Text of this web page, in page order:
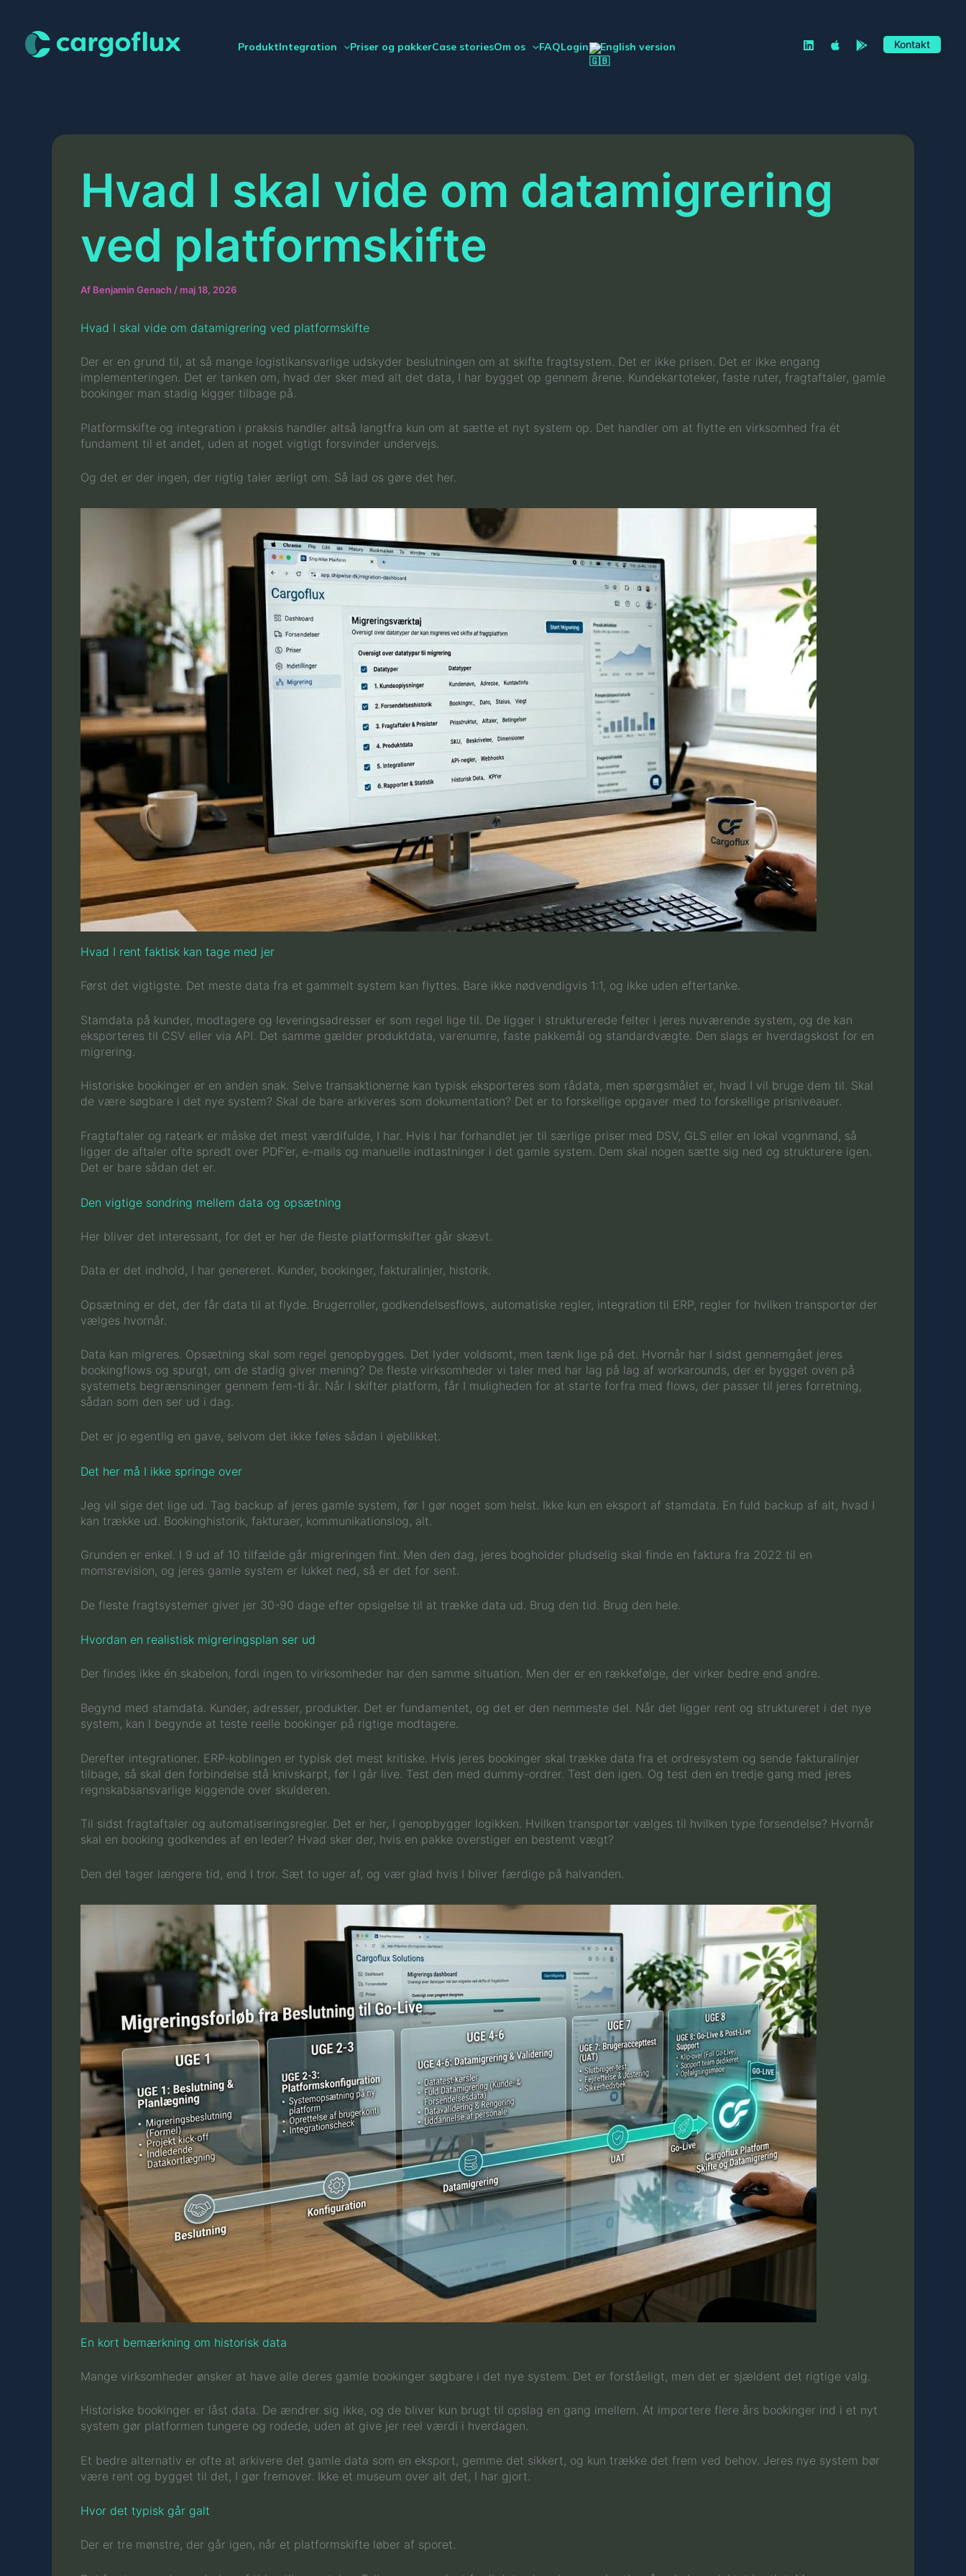
indholdet
ProduktIntegration Priser og pakkerCase storiesOm os FAQLogin English version Kontakt
Hvad I skal vide om datamigrering
ved platformskifte
Af Benjamin Genach / maj 18, 2026
Hvad I skal vide om datamigrering ved platformskifte
Der er en grund til, at så mange logistikansvarlige udskyder beslutningen om at skifte fragtsystem. Det er ikke prisen. Det er ikke engang
implementeringen. Det er tanken om, hvad der sker med alt det data, I har bygget op gennem årene. Kundekartoteker, faste ruter, fragtaftaler, gamle
bookinger man stadig kigger tilbage på.
Platformskifte og integration i praksis handler altså langtfra kun om at sætte et nyt system op. Det handler om at flytte en virksomhed fra ét
fundament til et andet, uden at noget vigtigt forsvinder undervejs.
Og det er der ingen, der rigtig taler ærligt om. Så lad os gøre det her.
Hvad I rent faktisk kan tage med jer
Først det vigtigste. Det meste data fra et gammelt system kan flyttes. Bare ikke nødvendigvis 1:1, og ikke uden eftertanke.
Stamdata på kunder, modtagere og leveringsadresser er som regel lige til. De ligger i strukturerede felter i jeres nuværende system, og de kan
eksporteres til CSV eller via API. Det samme gælder produktdata, varenumre, faste pakkemål og standardvægte. Den slags er hverdagskost for en
migrering.
Historiske bookinger er en anden snak. Selve transaktionerne kan typisk eksporteres som rådata, men spørgsmålet er, hvad I vil bruge dem til. Skal
de være søgbare i det nye system? Skal de bare arkiveres som dokumentation? Det er to forskellige opgaver med to forskellige prisniveauer.
Fragtaftaler og rateark er måske det mest værdifulde, I har. Hvis I har forhandlet jer til særlige priser med DSV, GLS eller en lokal vognmand, så
ligger de aftaler ofte spredt over PDF’er, e-mails og manuelle indtastninger i det gamle system. Dem skal nogen sætte sig ned og strukturere igen.
Det er bare sådan det er.
Den vigtige sondring mellem data og opsætning
Her bliver det interessant, for det er her de fleste platformskifter går skævt.
Data er det indhold, I har genereret. Kunder, bookinger, fakturalinjer, historik.
Opsætning er det, der får data til at flyde. Brugerroller, godkendelsesflows, automatiske regler, integration til ERP, regler for hvilken transportør der
vælges hvornår.
Data kan migreres. Opsætning skal som regel genopbygges. Det lyder voldsomt, men tænk lige på det. Hvornår har I sidst gennemgået jeres
bookingflows og spurgt, om de stadig giver mening? De fleste virksomheder vi taler med har lag på lag af workarounds, der er bygget oven på
systemets begrænsninger gennem fem-ti år. Når I skifter platform, får I muligheden for at starte forfra med flows, der passer til jeres forretning,
sådan som den ser ud i dag.
Det er jo egentlig en gave, selvom det ikke føles sådan i øjeblikket.
Det her må I ikke springe over
Jeg vil sige det lige ud. Tag backup af jeres gamle system, før I gør noget som helst. Ikke kun en eksport af stamdata. En fuld backup af alt, hvad I
kan trække ud. Bookinghistorik, fakturaer, kommunikationslog, alt.
Grunden er enkel. I 9 ud af 10 tilfælde går migreringen fint. Men den dag, jeres bogholder pludselig skal finde en faktura fra 2022 til en
momsrevision, og jeres gamle system er lukket ned, så er det for sent.
De fleste fragtsystemer giver jer 30-90 dage efter opsigelse til at trække data ud. Brug den tid. Brug den hele.
Hvordan en realistisk migreringsplan ser ud
Der findes ikke én skabelon, fordi ingen to virksomheder har den samme situation. Men der er en rækkefølge, der virker bedre end andre.
Begynd med stamdata. Kunder, adresser, produkter. Det er fundamentet, og det er den nemmeste del. Når det ligger rent og struktureret i det nye
system, kan I begynde at teste reelle bookinger på rigtige modtagere.
Derefter integrationer. ERP-koblingen er typisk det mest kritiske. Hvis jeres bookinger skal trække data fra et ordresystem og sende fakturalinjer
tilbage, så skal den forbindelse stå knivskarpt, før I går live. Test den med dummy-ordrer. Test den igen. Og test den en tredje gang med jeres
regnskabsansvarlige kiggende over skulderen.
Til sidst fragtaftaler og automatiseringsregler. Det er her, I genopbygger logikken. Hvilken transportør vælges til hvilken type forsendelse? Hvornår
skal en booking godkendes af en leder? Hvad sker der, hvis en pakke overstiger en bestemt vægt?
Den del tager længere tid, end I tror. Sæt to uger af, og vær glad hvis I bliver færdige på halvanden.
En kort bemærkning om historisk data
Mange virksomheder ønsker at have alle deres gamle bookinger søgbare i det nye system. Det er forståeligt, men det er sjældent det rigtige valg.
Historiske bookinger er låst data. De ændrer sig ikke, og de bliver kun brugt til opslag en gang imellem. At importere flere års bookinger ind i et nyt
system gør platformen tungere og rodede, uden at give jer reel værdi i hverdagen.
Et bedre alternativ er ofte at arkivere det gamle data som en eksport, gemme det sikkert, og kun trække det frem ved behov. Jeres nye system bør
være rent og bygget til det, I gør fremover. Ikke et museum over alt det, I har gjort.
Hvor det typisk går galt
Der er tre mønstre, der går igen, når et platformskifte løber af sporet.